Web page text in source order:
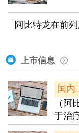
阿比特龙在前
上市信息
国内
（阿
于治